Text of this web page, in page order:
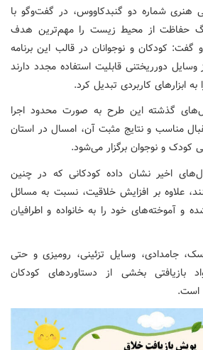
هنری شماره دو گنبدکاووس، در گفت‌وگو با
حفاظت از محیط زیست را مهم‌ترین هدف
کودکان و نوجوانان در قالب این برنامه
وسایل دورریختنی قابلیت استفاده مجدد دارند
ابزارهای کاربردی تبدیل کرد.
گذشته این طرح به صورت محدود اجرا
مناسب و نتایج مثبت آن، امسال در استان
کودک و نوجوان برگزار می‌شود.
اخیر نشان داده کودکانی که در چنین
علاوه بر افزایش خلاقیت، نسبت به مسائل
آموخته‌های خود را به خانواده و اطرافیان
جامدادی، وسایل تزئینی، رومیزی و حتی
بازیافتی بخشی از دستاوردهای کودکان
است.